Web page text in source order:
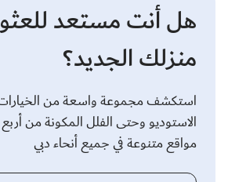
هل أنت مستعد
منزلك الجديد؟
استكشف مجموعة واسعة من
الاستوديو وحتى الفلل المكونة من
مواقع متنوعة في جميع أنحاء دبي